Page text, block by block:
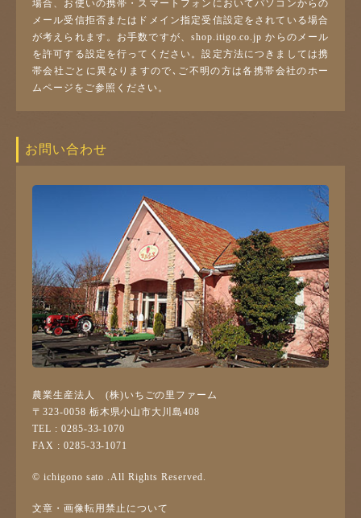
場合、お使いの携帯・スマートフォンにおいてパソコンからの
メール受信拒否またはドメイン指定受信設定をされている場合
が考えられます。お手数ですが、shop.itigo.co.jp からのメール
を許可する設定を行ってください。設定方法につきましては携
帯会社ごとに異なりますので､ご不明の方は各携帯会社のホー
ムページをご参照ください。
お問い合わせ
農業生産法人 (株)いちごの里ファーム
〒323-0058 栃木県小山市大川島408
TEL : 0285-33-1070
FAX : 0285-33-1071
© ichigono sato .All Rights Reserved.
文章・画像転用禁止について